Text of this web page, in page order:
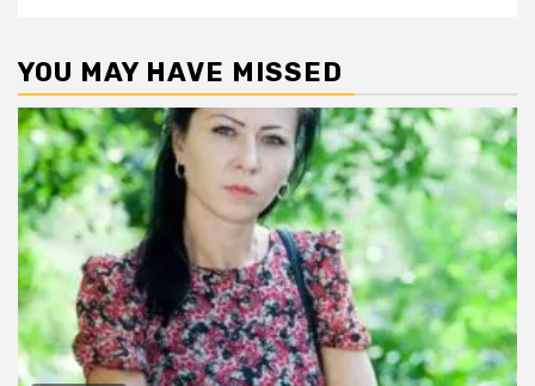
YOU MAY HAVE MISSED